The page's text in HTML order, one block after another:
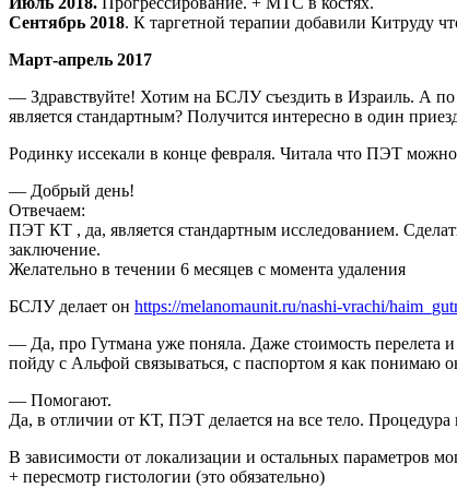
Сентябрь 2018. К таргетной терапии добавили Китруду
Март-апрель 2017
— Здравствуйте! Хотим на БСЛУ съездить в Израиль. А по
является стандартным? Получится интересно в один
Родинку иссекали в конце февраля. Читала что ПЭТ
— Добрый день!
Отвечаем:
ПЭТ КТ , да, является стандартным исследованием.
заключение.
Желательно в течении 6 месяцев с момента удаления
БСЛУ делает он https://melanomaunit.ru/nashi-vrachi/
— Да, про Гутмана уже поняла. Даже стоимость перелета
пойду с Альфой связываться, с паспортом я как понимаю
— Помогают.
Да, в отличии от КТ, ПЭТ делается на все тело. Процедура
В зависимости от локализации и остальных параметров
+ пересмотр гистологии (это обязательно)